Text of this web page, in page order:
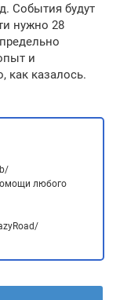
События будут
нужно 28
и
как казалось.
любого